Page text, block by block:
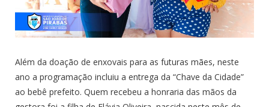
Além da doação de enxovais para as futuras mães, neste
ano a programação incluiu a entrega da “Chave da Cidade”
ao bebê prefeito. Quem recebeu a honraria das mãos da